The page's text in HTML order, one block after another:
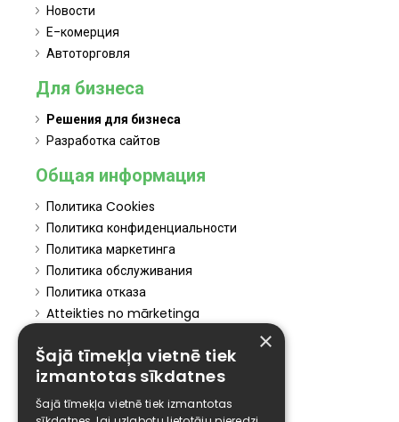
Новости
Е-комерция
Автоторговля
Для бизнеса
Решения для бизнеса
Разработка сайтов
Общая информация
Политика Cookies
Политикa конфиденциальности
Политика маркетинга
Политика обслуживания
Политика отказа
Atteikties no mārketinga
Elīzings
Affiliate
Карьера
×
Šajā tīmekļa vietnē tiek
izmantotas sīkdatnes
Šajā tīmekļa vietnē tiek izmantotas